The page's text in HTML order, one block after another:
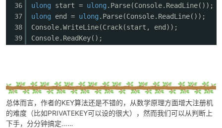
36
37
38
39
ulong start = ulong .Parse(Console.ReadLine());
ulong
end = ulong .Parse(Console.ReadLine());
Console.WriteLine(Crack(start, end));
Console.ReadKey();
总体而言，作者的KEY算法还是不错的，从数学原理方面增大注册机
的难度（比如PRIVATEKEY可以设的很大），然而我们可以从判断上
下手，分分钟搞定……